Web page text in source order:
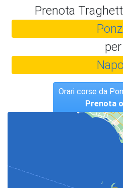
Prenota
per
Orari corse da
Prenota